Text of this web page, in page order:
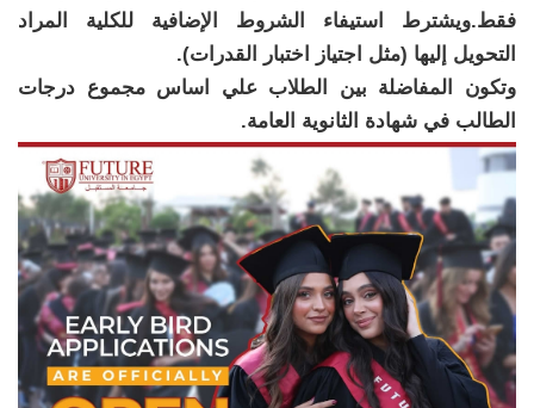
فقط.ويشترط استيفاء الشروط الإضافية للكلية المراد
التحويل إليها (مثل اجتياز اختبار القدرات).
وتكون المفاضلة بين الطلاب علي اساس مجموع درجات
الطالب في شهادة الثانوية العامة.